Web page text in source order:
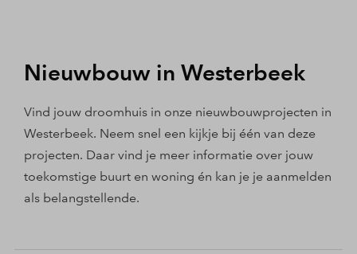
Nieuwbouw in Westerbeek
Vind jouw droomhuis in onze nieuwbouwprojecten in
Westerbeek. Neem snel een kijkje bij één van deze
projecten. Daar vind je meer informatie over jouw
toekomstige buurt en woning én kan je je aanmelden
als belangstellende.